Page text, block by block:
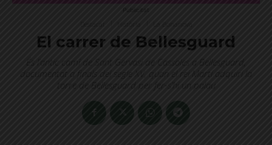
Publicitat
El carrer de Bellesguard
És l’antic camí de Sant Gervasi de Cassoles a Bellesguard,
documentat a finals del segle XV, quan el rei Martí adquirí la
torre de Bellesguard per fer-s’hi un palau